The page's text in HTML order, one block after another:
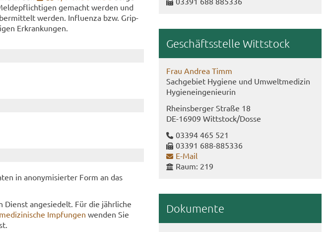
ge­macht wer­den und
wer­den. In­flu­en­za bzw. Grip­
Er­kran­kun­gen.
in an­ony­mi­sier­ter Form an das
Dienst an­ge­sie­delt. Für die jähr­li­che
Imp­fun­gen wen­den Sie
Ge­schäfts­stel­le Witt­stock
Frau An­drea Timm
Sach­ge­biet Hy­gie­ne und Um­welt­me­di­zin
Hy­gie­ne­in­ge­nieu­rin
Rheins­ber­ger Stra­ße 18
DE-​16909 Witt­stock/Dosse
03394 465 521
03391 688-​885336
E-​Mail
Raum: 219
Do­ku­men­te